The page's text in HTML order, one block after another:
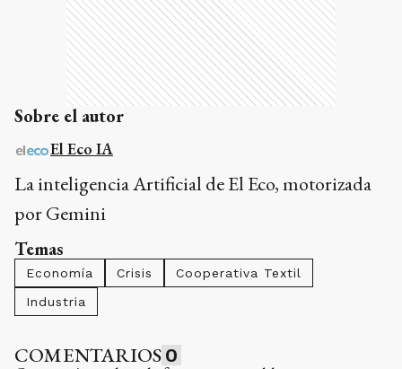
Sobre el autor
El Eco IA
La inteligencia Artificial de El Eco, motorizada
por Gemini
Temas
Economía Crisis
Cooperativa Textil
Industria
COMENTARIOS 0